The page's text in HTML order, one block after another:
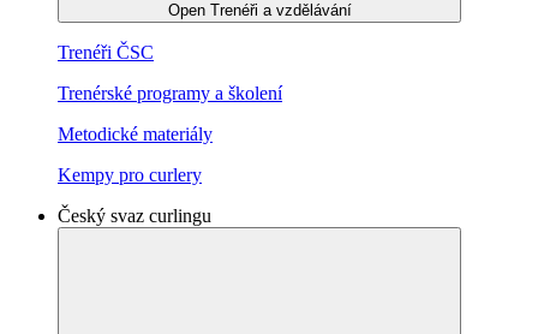
Open Trenéři a vzdělávání
Trenéři ČSC
Trenérské programy a školení
Metodické materiály
Kempy pro curlery
Český svaz curlingu